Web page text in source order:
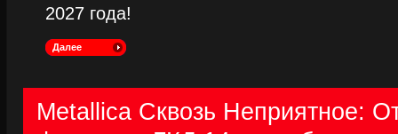
2027 года!
Далее
Metallica Сквозь Неприятное: